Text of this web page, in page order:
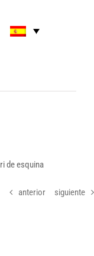
de esquina
anterior siguiente